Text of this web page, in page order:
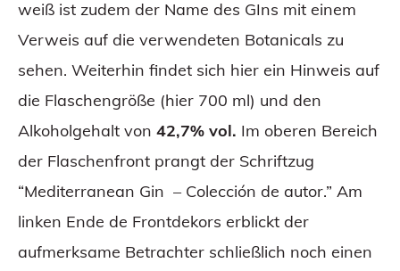
weiß ist zudem der Name des GIns mit einem
Verweis auf die verwendeten Botanicals zu
sehen. Weiterhin findet sich hier ein Hinweis auf
die Flaschengröße (hier 700 ml) und den
Alkoholgehalt von 42,7% vol. Im oberen Bereich
der Flaschenfront prangt der Schriftzug
“Mediterranean Gin – Colección de autor.” Am
linken Ende de Frontdekors erblickt der
aufmerksame Betrachter schließlich noch einen